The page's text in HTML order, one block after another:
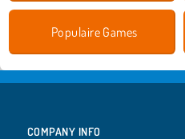
Populaire Games
COMPANY INFO